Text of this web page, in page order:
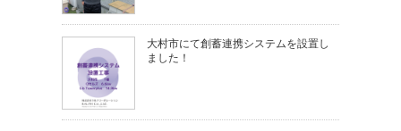
大村市にて創蓄連携システムを設置し
ました！